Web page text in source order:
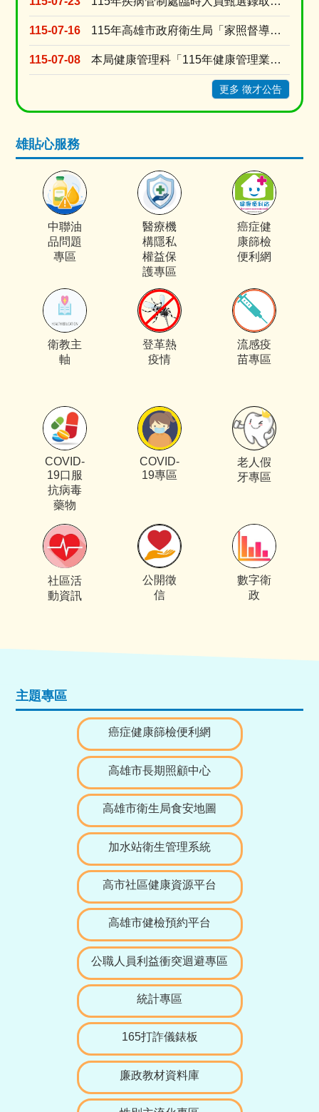
115-07-23 115年疾病管制處臨時人員甄選錄取公告
115-07-16 115年高雄市政府衛生局「家照督導」甄選面試名單
115-07-08 本局健康管理科「115年健康管理業務」專案人員甄選錄取公告
更多 徵才公告
雄貼心服務
中聯油
品問題
專區
醫療機
構隱私
權益保
護專區
癌症健
康篩檢
便利網
衛教主
軸
登革熱
疫情
流感疫
苗專區
COVID-
19口服
抗病毒
藥物
COVID-
19專區
老人假
牙專區
社區活
動資訊
公開徵
信
數字衛
政
主題專區
癌症健康篩檢便利網
高雄市長期照顧中心
高雄市衛生局食安地圖
加水站衛生管理系統
高市社區健康資源平台
高雄市健檢預約平台
公職人員利益衝突迴避專區
統計專區
165打詐儀錶板
廉政教材資料庫